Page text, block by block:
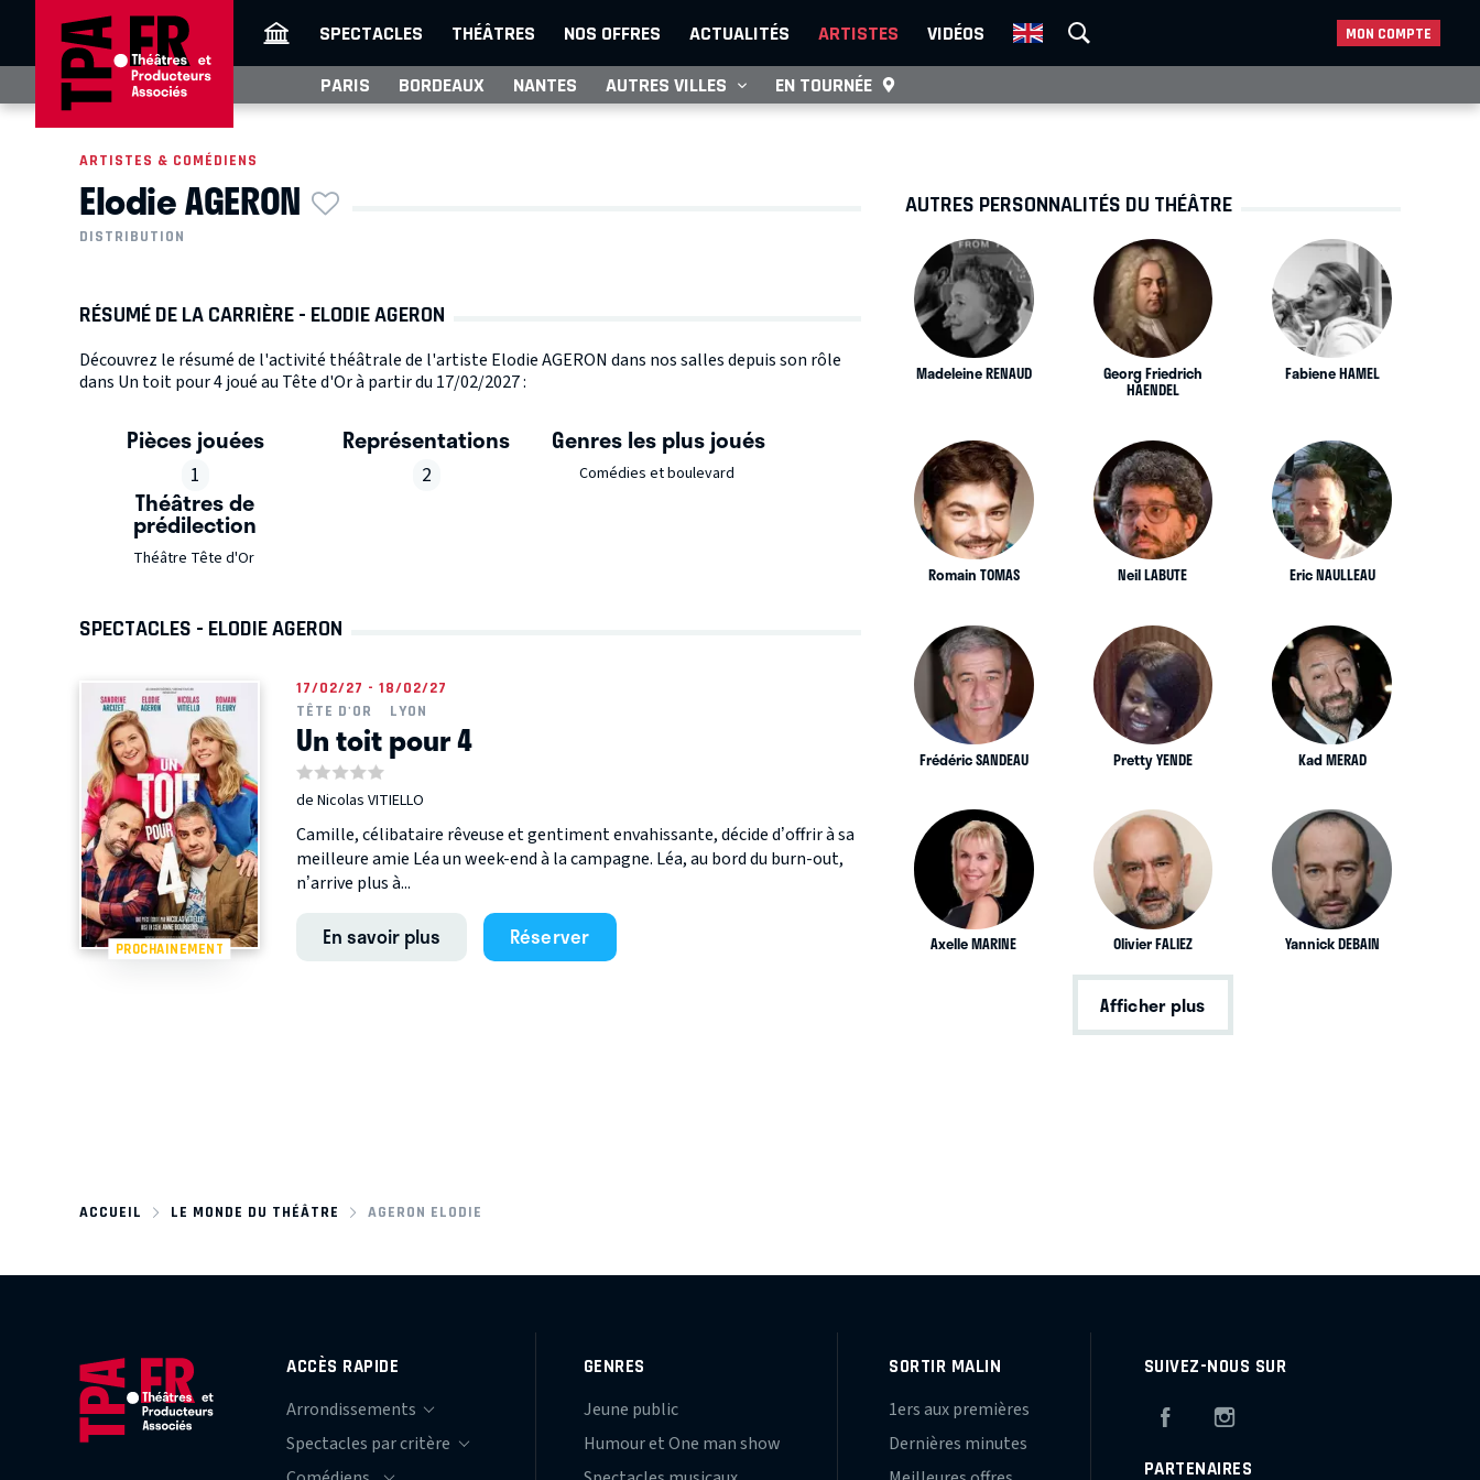
SPECTACLES THÉÂTRES NOS OFFRES ACTUALITÉS ARTISTES VIDÉOS MON COMPTE
PARIS BORDEAUX NANTES AUTRES VILLES EN TOURNÉE
ARTISTES & COMÉDIENS
Elodie AGERON
DISTRIBUTION
RÉSUMÉ DE LA CARRIÈRE - ELODIE AGERON
Découvrez le résumé de l'activité théâtrale de l'artiste Elodie AGERON dans nos salles depuis son rôle
dans Un toit pour 4 joué au Tête d'Or à partir du 17/02/2027 :
Pièces jouées
1
Représentations
2
Genres les plus joués
Comédies et boulevard
Théâtres de
prédilection
Théâtre Tête d'Or
SPECTACLES - ELODIE AGERON
PROCHAINEMENT
17/02/27 - 18/02/27
TÊTE D'OR
LYON
Un toit pour 4
de Nicolas VITIELLO
Camille, célibataire rêveuse et gentiment envahissante, décide d’offrir à sa
meilleure amie Léa un week-end à la campagne. Léa, au bord du burn-out,
n’arrive plus à...
En savoir plus Réserver
AUTRES PERSONNALITÉS DU THÉÂTRE
Madeleine RENAUD Georg Friedrich
HAENDEL
Fabiene HAMEL
Romain TOMAS Neil LABUTE Eric NAULLEAU
Frédéric SANDEAU Pretty YENDE Kad MERAD
Axelle MARINE Olivier FALIEZ Yannick DEBAIN
Afficher plus
ACCUEIL LE MONDE DU THÉÂTRE AGERON ELODIE
ACCÈS RAPIDE GENRES
Jeune public
Humour et One man show
SORTIR MALIN
1ers aux premières
Dernières minutes
SUIVEZ-NOUS SUR
Facebook
PARTENAIRES